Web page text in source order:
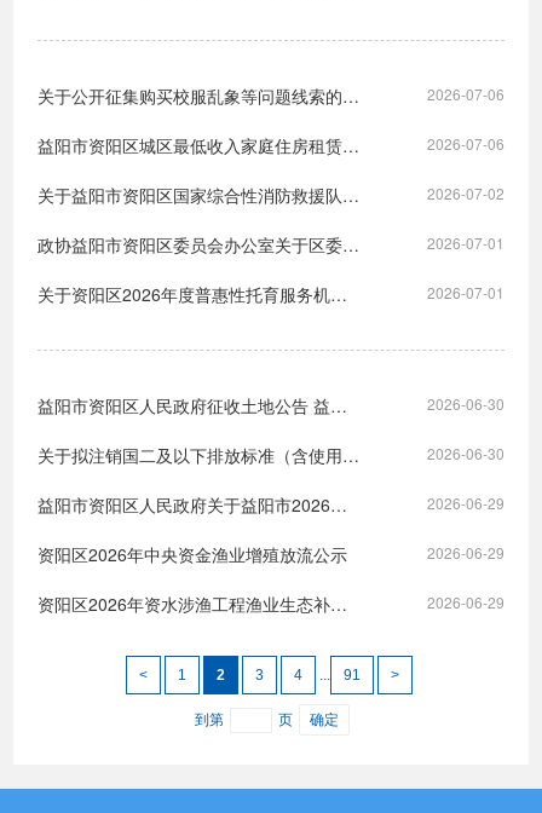
2026-07-06
关于公开征集购买校服乱象等问题线索的公告
2026-07-06
益阳市资阳区城区最低收入家庭住房租赁补贴拟发放对象公示
2026-07-02
关于益阳市资阳区国家综合性消防救援队伍2025年9月、12月退出消防员转岗安置选岗结果的公示
2026-07-01
政协益阳市资阳区委员会办公室关于区委巡察反馈意见整改进展情况的通报
2026-07-01
关于资阳区2026年度普惠性托育服务机构拟认定名单的公示
2026-06-30
益阳市资阳区人民政府征收土地公告 益资政征告字〔2026〕2号
2026-06-30
关于拟注销国二及以下排放标准（含使用年限10年以上未知排放阶段）非道路移动机械的公示（第三批）
2026-06-29
益阳市资阳区人民政府关于益阳市2026年第十四批次（资阳区）建设用地（增减挂钩）项目拟征收土地补偿安置方案公告
2026-06-29
资阳区2026年中央资金渔业增殖放流公示
2026-06-29
资阳区2026年资水涉渔工程渔业生态补偿人工增殖放流公示
< 1 2 3 4 ... 91 >
到第 页 确定